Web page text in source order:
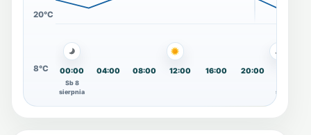
20°C
8°C 00:00 04:00 08:00 12:00 16:00 20:00
Sb 8
sierpnia
sierpnia